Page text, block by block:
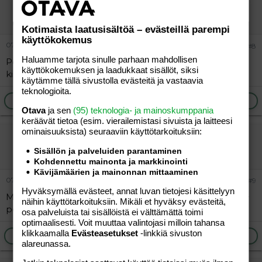
Vieras
07.05.2008 #8
Perhana, edelleenkään sitä ei löydy kaupoista tai
kiskalta. Missä ihmeessä se viipyy!!!
vieras
Vieras
07.05.2008 #9
Meidän kauppaan ei tullut edellistäkään, tuli vaan se 2+
perhe... Höh!
Ilmoita asiaton viesti
Kotimaista laatusisältöä – evästeillä parempi
käyttökokemus
Haluamme tarjota sinulle parhaan mahdollisen
käyttökokemuksen ja laadukkaat sisällöt, siksi
käytämme tällä sivustolla evästeitä ja vastaavia
teknologioita.
Otavaja sen (95) teknologia- ja mainoskumppania
keräävät tietoa (esim. vierailemis­tasi sivuista ja laitteesi
ominaisuuk­sista) seuraaviin käyttötarkoituksiin:
Sisällön ja palveluiden parantaminen
Kohdennettu mainonta ja markkinointi
Kävijämäärien ja mainonnan mittaaminen
Hyväksymällä evästeet, annat luvan tietojesi käsittelyyn
näihin käyttötarkoituksiin. Mikäli et hyväksy evästeitä,
osa palveluista tai sisällöistä ei välttämättä toimi
optimaalisesti. Voit muuttaa valintojasi milloin tahansa
klikkaamalla Evästeasetukset -linkkiä sivuston
alareunassa.